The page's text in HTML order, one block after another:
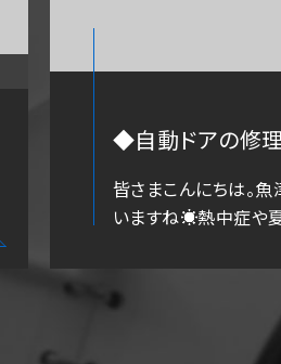
◆自動ドアの修
皆さまこんにちは。
いますね☀️熱中症や